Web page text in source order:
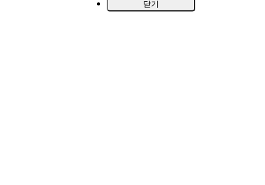
닫기